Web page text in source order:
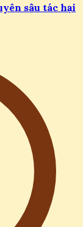
sâu tác hại